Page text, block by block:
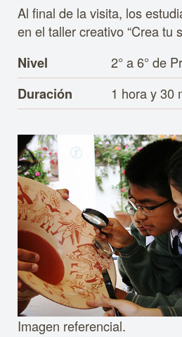
Al final de la visita, los
en el taller creativo “Crea tu
Nivel
2° a 6° de
Duración
1 hora y 30
Imagen referencial.